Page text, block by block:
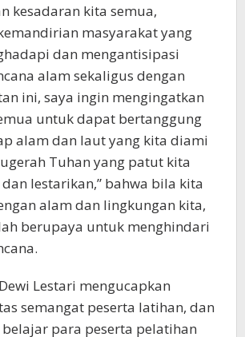
kesadaran kita semua,
masyarakat yang
dan mengantisipasi
alam sekaligus dengan
ini, saya ingin mengingatkan
untuk dapat bertanggung
alam dan laut yang kita diami
Tuhan yang patut kita
lestarikan,” bahwa bila kita
alam dan lingkungan kita,
berupaya untuk menghindari
Lestari mengucapkan
semangat peserta latihan, dan
para peserta pelatihan